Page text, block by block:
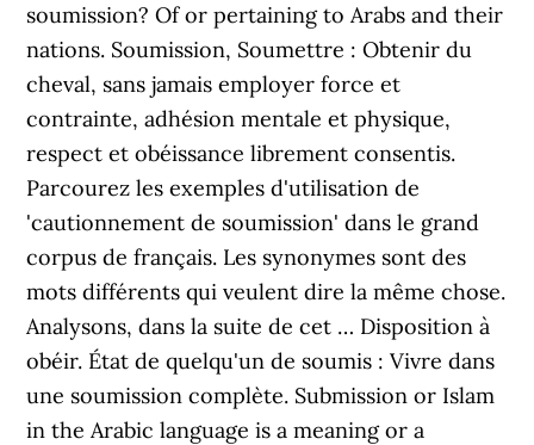
soumission? Of or pertaining to Arabs and their
nations. Soumission, Soumettre : Obtenir du
cheval, sans jamais employer force et
contrainte, adhésion mentale et physique,
respect et obéissance librement consentis.
Parcourez les exemples d'utilisation de
'cautionnement de soumission' dans le grand
corpus de français. Les synonymes sont des
mots différents qui veulent dire la même chose.
Analysons, dans la suite de cet … Disposition à
obéir. État de quelqu'un de soumis : Vivre dans
une soumission complète. Submission or Islam
in the Arabic language is a meaning or a